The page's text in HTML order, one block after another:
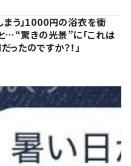
まう」1000円の浴衣を衝
…“驚きの光景”に「これは
ったのですか？！」